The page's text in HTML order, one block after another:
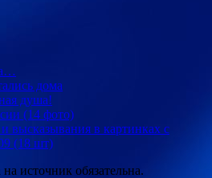
дома
душа!
(14 фото)
высказывания в картинках с
(18 шт)
источник обязательна.